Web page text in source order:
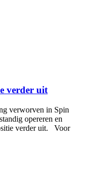
verder uit
verworven in Spin
opereren en
verder uit. Voor